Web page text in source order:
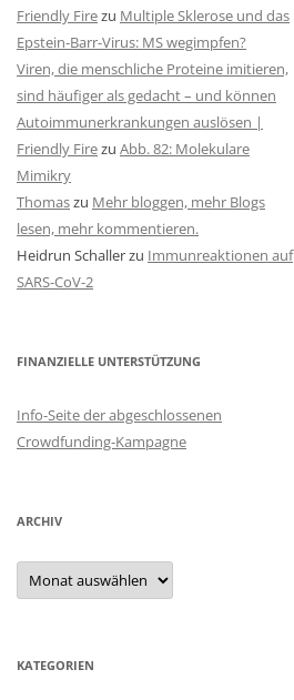
Friendly Firezu Multiple Sklerose und das
Epstein-Barr-Virus: MS wegimpfen?
Viren, die menschliche Proteine imitieren,
sind häufiger als gedacht – und können
Autoimmunerkrankungen auslösen |
Friendly Firezu Abb. 82: Molekulare
Mimikry
Thomaszu Mehr bloggen, mehr Blogs
lesen, mehr kommentieren.
Heidrun Schallerzu Immunreaktionen auf
SARS-CoV-2
FINANZIELLE UNTERSTÜTZUNG
Info-Seite der abgeschlossenen
Crowdfunding-Kampagne
ARCHIV
Archiv
KATEGORIEN